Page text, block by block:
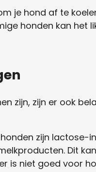
je hond af te
honden kan het
zijn, zijn er ook
honden zijn
Dit
is niet goed voor